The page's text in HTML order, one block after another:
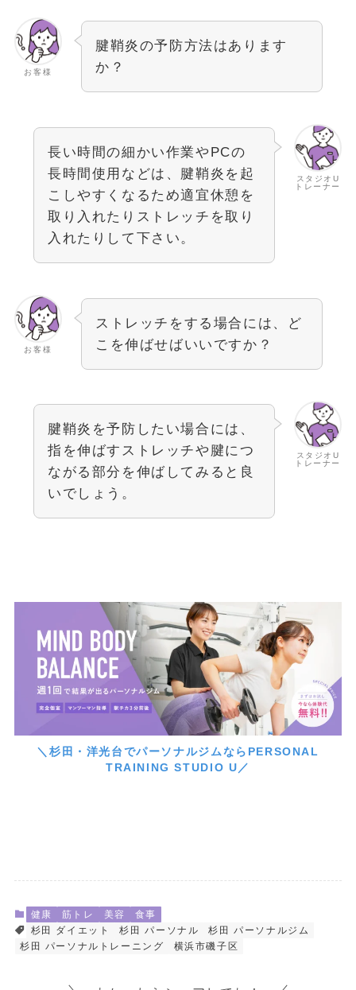
お客様
腱鞘炎の予防方法はあります
か？
スタジオU
トレーナー
長い時間の細かい作業やPCの
長時間使用などは、腱鞘炎を起
こしやすくなるため適宜休憩を
取り入れたりストレッチを取り
入れたりして下さい。
お客様
ストレッチをする場合には、ど
こを伸ばせばいいですか？
スタジオU
トレーナー
腱鞘炎を予防したい場合には、
指を伸ばすストレッチや腱につ
ながる部分を伸ばしてみると良
いでしょう。
＼杉田・洋光台でパーソナルジムならPERSONAL
TRAINING STUDIO U／
健康 筋トレ 美容
食事
杉田 ダイエット
杉田 パーソナル
杉田 パーソナルジム
杉田 パーソナルトレーニング
横浜市磯子区